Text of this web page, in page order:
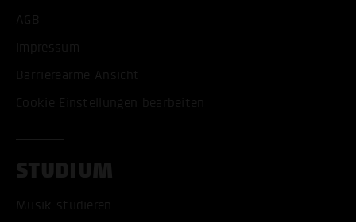
AGB
Impressum
Barrierearme Ansicht
Cookie Einstellungen bearbeiten
STUDIUM
Musik studieren